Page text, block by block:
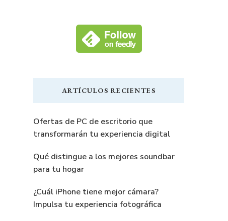
ARTÍCULOS RECIENTES
Ofertas de PC de escritorio que
transformarán tu experiencia digital
Qué distingue a los mejores soundbar
para tu hogar
¿Cuál iPhone tiene mejor cámara?
Impulsa tu experiencia fotográfica